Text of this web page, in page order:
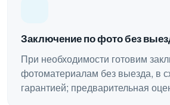
Заключение по фото без
При необходимости готовим
фотоматериалам без выезда, в
гарантией; предварительная